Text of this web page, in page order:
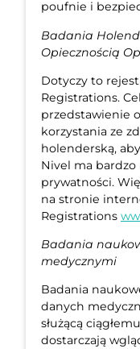
poufnie i
Badania
Opiecznością
Dotyczy to
Registrations.
przedstawienie
korzystania ze
holenderską,
Nivel ma
prywatności.
na stronie
Registrations
Badania
medycznymi
Badania
danych
służącą
dostarczają